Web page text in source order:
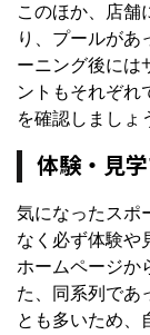
このほか、店舗
り、プールがあ
ーニング後には
ントもそれぞれ
を確認しましょ
体験・見
気になったスポ
なく必ず体験や
ホームページか
た、同系列であ
とも多いため、